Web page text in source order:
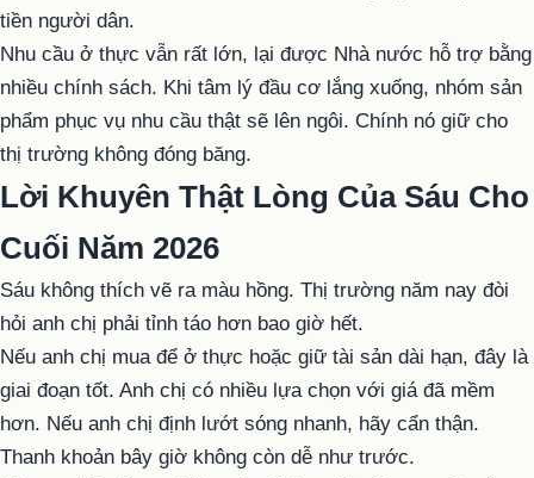
tiền người dân.
Nhu cầu ở thực vẫn rất lớn, lại được Nhà nước hỗ trợ bằng
nhiều chính sách. Khi tâm lý đầu cơ lắng xuống, nhóm sản
phẩm phục vụ nhu cầu thật sẽ lên ngôi. Chính nó giữ cho
thị trường không đóng băng.
Lời Khuyên Thật Lòng Của Sáu Cho
Cuối Năm 2026
Sáu không thích vẽ ra màu hồng. Thị trường năm nay đòi
hỏi anh chị phải tỉnh táo hơn bao giờ hết.
Nếu anh chị mua để ở thực hoặc giữ tài sản dài hạn, đây là
giai đoạn tốt. Anh chị có nhiều lựa chọn với giá đã mềm
hơn. Nếu anh chị định lướt sóng nhanh, hãy cẩn thận.
Thanh khoản bây giờ không còn dễ như trước.